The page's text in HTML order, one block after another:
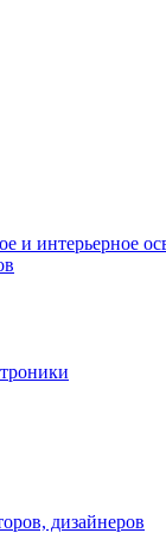
и интерьерное
дизайнеров